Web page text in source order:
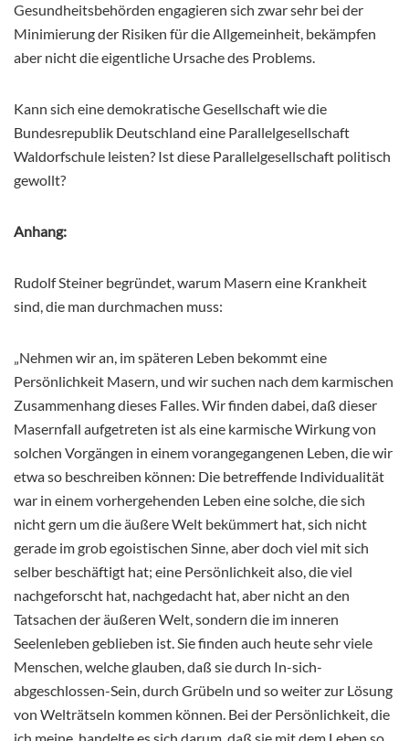
Gesundheitsbehörden engagieren sich zwar sehr bei der
Minimierung der Risiken für die Allgemeinheit, bekämpfen
aber nicht die eigentliche Ursache des Problems.
Kann sich eine demokratische Gesellschaft wie die
Bundesrepublik Deutschland eine Parallelgesellschaft
Waldorfschule leisten? Ist diese Parallelgesellschaft politisch
gewollt?
Anhang:
Rudolf Steiner begründet, warum Masern eine Krankheit
sind, die man durchmachen muss:
„Nehmen wir an, im späteren Leben bekommt eine
Persönlichkeit Masern, und wir suchen nach dem karmischen
Zusammenhang dieses Falles. Wir finden dabei, daß dieser
Masernfall aufgetreten ist als eine karmische Wirkung von
solchen Vorgängen in einem vorangegangenen Leben, die wir
etwa so beschreiben können: Die betreffende Individualität
war in einem vorhergehenden Leben eine solche, die sich
nicht gern um die äußere Welt bekümmert hat, sich nicht
gerade im grob egoistischen Sinne, aber doch viel mit sich
selber beschäftigt hat; eine Persönlichkeit also, die viel
nachgeforscht hat, nachgedacht hat, aber nicht an den
Tatsachen der äußeren Welt, sondern die im inneren
Seelenleben geblieben ist. Sie finden auch heute sehr viele
Menschen, welche glauben, daß sie durch In-sich-
abgeschlossen-Sein, durch Grübeln und so weiter zur Lösung
von Welträtseln kommen können. Bei der Persönlichkeit, die